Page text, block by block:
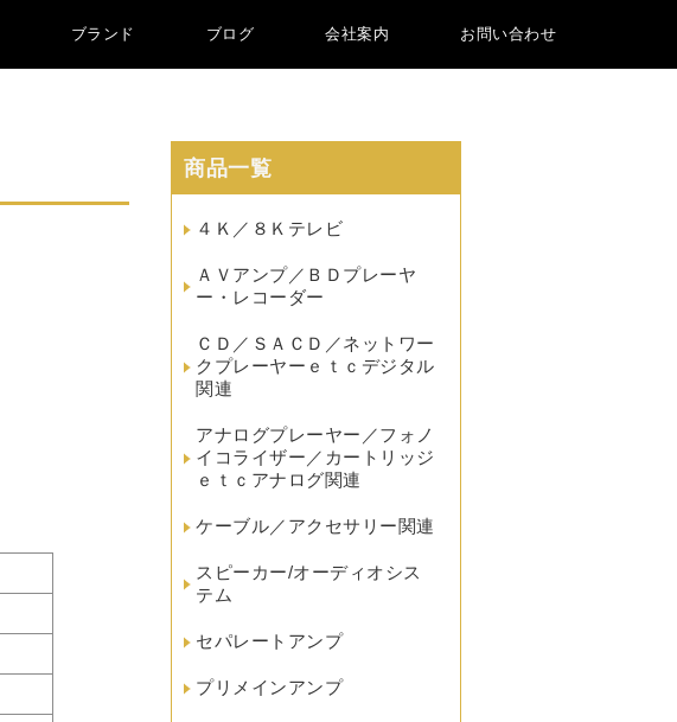
ブランド ブログ 会社案内 お問い合わせ
商品一覧
４Ｋ／８Ｋテレビ
ＡＶアンプ／ＢＤプレーヤ
ー・レコーダー
ＣＤ／ＳＡＣＤ／ネットワー
クプレーヤーｅｔｃデジタル
関連
アナログプレーヤー／フォノ
イコライザー／カートリッジ
ｅｔｃアナログ関連
ケーブル／アクセサリー関連
スピーカー/オーディオシス
テム
セパレートアンプ
プリメインアンプ